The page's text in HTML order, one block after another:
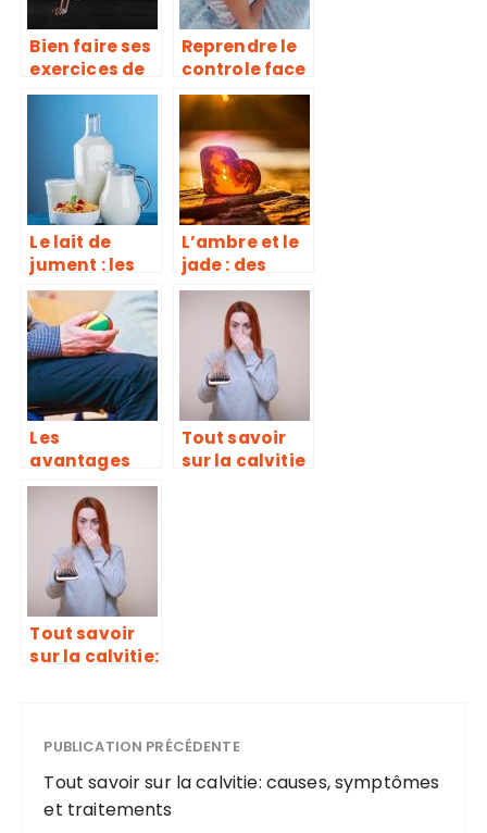
Bien faire ses
exercices de
muscu, une
erreur trop
souvent
répétée
Reprendre le
controle face
à la
dépression !
Le lait de
jument : les
points
essentiels
L’ambre et le
jade : des
pierres pour
renforcer
notre santé
Les
avantages
d’un EHPAD
pour les
séniors
Tout savoir
sur la calvitie
Tout savoir
sur la calvitie:
traitements
PUBLICATION PRÉCÉDENTE
Tout savoir sur la calvitie: causes, symptômes
et traitements